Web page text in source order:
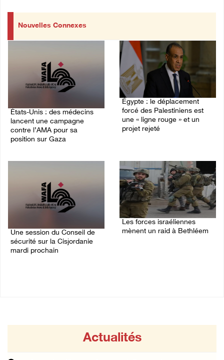
Nouvelles Connexes
États-Unis : des médecins
lancent une campagne
contre l’AMA pour sa
position sur Gaza
Égypte : le déplacement
forcé des Palestiniens est
une « ligne rouge » et un
projet rejeté
Une session du Conseil de
sécurité sur la Cisjordanie
mardi prochain
Les forces israéliennes
mènent un raid à Bethléem
Actualités